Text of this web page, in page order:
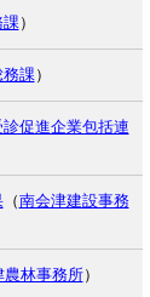
課）
務課）
促進企業包括連
（南会津建設事務
農林事務所）